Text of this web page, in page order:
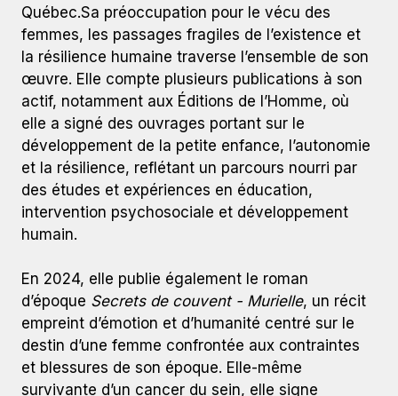
Québec.Sa préoccupation pour le vécu des
femmes, les passages fragiles de l’existence et
la résilience humaine traverse l’ensemble de son
œuvre. Elle compte plusieurs publications à son
actif, notamment aux Éditions de l’Homme, où
elle a signé des ouvrages portant sur le
développement de la petite enfance, l’autonomie
et la résilience, reflétant un parcours nourri par
des études et expériences en éducation,
intervention psychosociale et développement
humain.
En 2024, elle publie également le roman
d’époque Secrets de couvent - Murielle, un récit
empreint d’émotion et d’humanité centré sur le
destin d’une femme confrontée aux contraintes
et blessures de son époque. Elle-même
survivante d’un cancer du sein, elle signe